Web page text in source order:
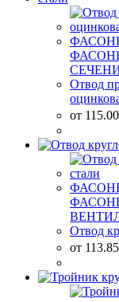
Отвод
от 115.00
Отвод
от 113.85